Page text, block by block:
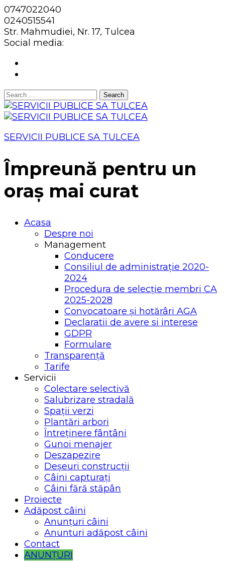
0747022040
0240515541
Str. Mahmudiei, Nr. 17, Tulcea
Social media:
Search
for:
SERVICII PUBLICE SA TULCEA
Împreună pentru un
oraș mai curat
Acasa
Despre noi
Management
Conducere
Consiliul de administrație 2020-
2024
Procedura de selecție membri CA
2025-2028
Convocatoare și hotărâri AGA
Declaratii de avere si interese
GDPR
Formulare
Transparență
Tarife
Servicii
Colectare selectivă
Salubrizare stradală
Spații verzi
Plantări arbori
Întreținere fântâni
Gunoi menajer
Deszapezire
Deșeuri construcții
Câini capturați
Câini fără stăpân
Proiecte
Adăpost câini
Anunțuri câini
Anunturi adăpost câini
Contact
ANUNȚURI